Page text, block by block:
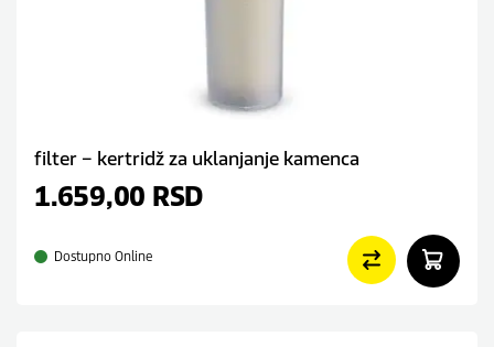
filter – kertridž za uklanjanje kamenca
1.659,00 RSD
Dostupno Online